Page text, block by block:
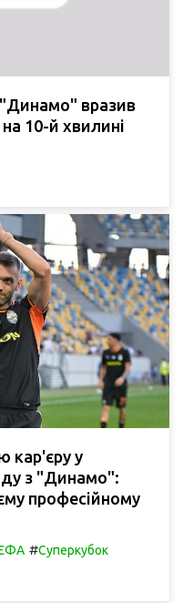
вразив
10-й хвилині
кар'єру у
з "Динамо":
професійному
#Суперкубок